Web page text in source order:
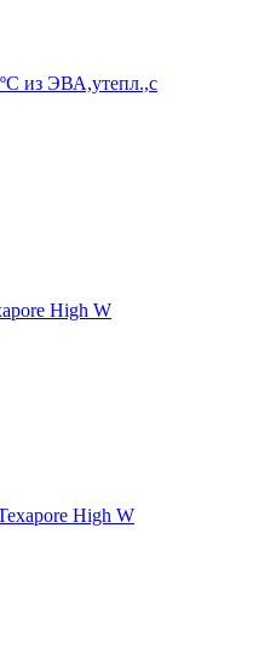
из ЭВА,утепл.,с
High W
High W